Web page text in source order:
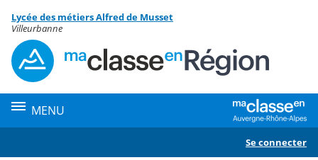
Menu de la rubrique
Contenu
Lycée des métiers Alfred de Musset
Villeurbanne
MENU
Se connecter